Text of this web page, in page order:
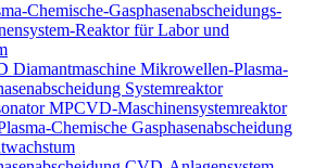
Chemische-Gasphasenabscheidungs-
Reaktor für Labor und
Diamantmaschine Mikrowellen-Plasma-
Systemreaktor
MPCVD-Maschinensystemreaktor
Chemische Gasphasenabscheidung